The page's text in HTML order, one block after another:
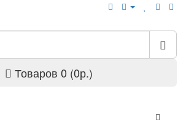
Товаров 0 (0р.)